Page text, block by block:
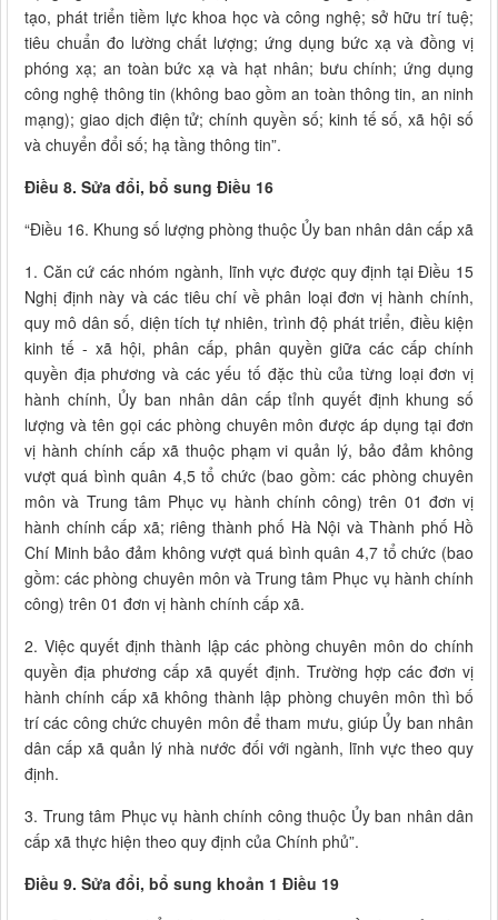
tạo, phát triển tiềm lực khoa học và công nghệ; sở hữu trí tuệ;
tiêu chuẩn đo lường chất lượng; ứng dụng bức xạ và đồng vị
phóng xạ; an toàn bức xạ và hạt nhân; bưu chính; ứng dụng
công nghệ thông tin (không bao gồm an toàn thông tin, an ninh
mạng); giao dịch điện tử; chính quyền số; kinh tế số, xã hội số
và chuyển đổi số; hạ tầng thông tin”.
Điều 8. Sửa đổi, bổ sung Điều 16
“Điều 16. Khung số lượng phòng thuộc Ủy ban nhân dân cấp xã
1. Căn cứ các nhóm ngành, lĩnh vực được quy định tại Điều 15
Nghị định này và các tiêu chí về phân loại đơn vị hành chính,
quy mô dân số, diện tích tự nhiên, trình độ phát triển, điều kiện
kinh tế - xã hội, phân cấp, phân quyền giữa các cấp chính
quyền địa phương và các yếu tố đặc thù của từng loại đơn vị
hành chính, Ủy ban nhân dân cấp tỉnh quyết định khung số
lượng và tên gọi các phòng chuyên môn được áp dụng tại đơn
vị hành chính cấp xã thuộc phạm vi quản lý, bảo đảm không
vượt quá bình quân 4,5 tổ chức (bao gồm: các phòng chuyên
môn và Trung tâm Phục vụ hành chính công) trên 01 đơn vị
hành chính cấp xã; riêng thành phố Hà Nội và Thành phố Hồ
Chí Minh bảo đảm không vượt quá bình quân 4,7 tổ chức (bao
gồm: các phòng chuyên môn và Trung tâm Phục vụ hành chính
công) trên 01 đơn vị hành chính cấp xã.
2. Việc quyết định thành lập các phòng chuyên môn do chính
quyền địa phương cấp xã quyết định. Trường hợp các đơn vị
hành chính cấp xã không thành lập phòng chuyên môn thì bố
trí các công chức chuyên môn để tham mưu, giúp Ủy ban nhân
dân cấp xã quản lý nhà nước đối với ngành, lĩnh vực theo quy
định.
3. Trung tâm Phục vụ hành chính công thuộc Ủy ban nhân dân
cấp xã thực hiện theo quy định của Chính phủ”.
Điều 9. Sửa đổi, bổ sung khoản 1 Điều 19